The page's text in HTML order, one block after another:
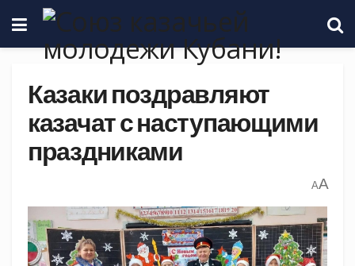
Казаки поздравляют
казачат с наступающими
праздниками
AA